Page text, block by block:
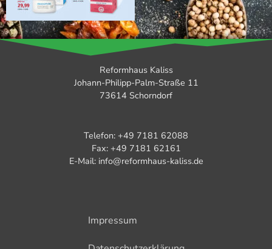
Reformhaus Kaliss
Johann-Philipp-Palm-Straße 11
73614 Schorndorf
Telefon: +49 7181 62088
Fax: +49 7181 62161
E-Mail: info@reformhaus-kaliss.de
Impressum